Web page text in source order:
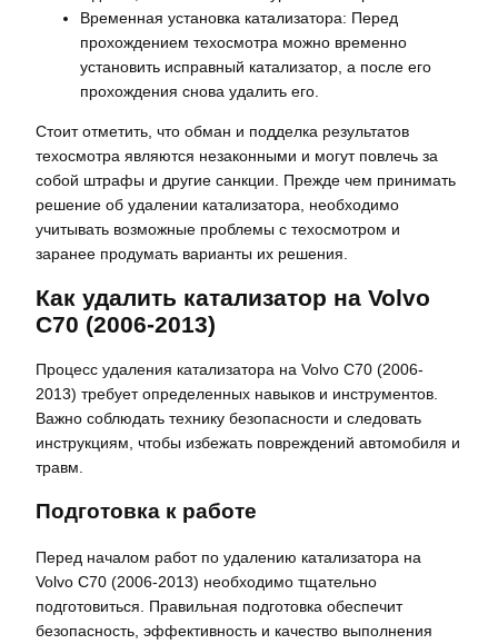
Временная установка катализатора: Перед
прохождением техосмотра можно временно
установить исправный катализатор, а после его
прохождения снова удалить его.
Стоит отметить, что обман и подделка результатов
техосмотра являются незаконными и могут повлечь за
собой штрафы и другие санкции. Прежде чем принимать
решение об удалении катализатора, необходимо
учитывать возможные проблемы с техосмотром и
заранее продумать варианты их решения.
Как удалить катализатор на Volvo
C70 (2006-2013)
Процесс удаления катализатора на Volvo C70 (2006-
2013) требует определенных навыков и инструментов.
Важно соблюдать технику безопасности и следовать
инструкциям, чтобы избежать повреждений автомобиля и
травм.
Подготовка к работе
Перед началом работ по удалению катализатора на
Volvo C70 (2006-2013) необходимо тщательно
подготовиться. Правильная подготовка обеспечит
безопасность, эффективность и качество выполнения